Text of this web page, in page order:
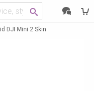
DJI Mini 2 Skin